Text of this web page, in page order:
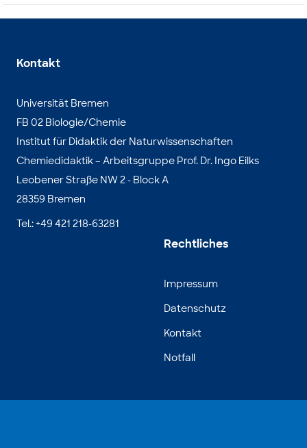
Kontakt
Universität Bremen
FB 02 Biologie/Chemie
Institut für Didaktik der Naturwissenschaften
Chemiedidaktik – Arbeitsgruppe Prof. Dr. Ingo Eilks
Leobener Straße NW 2 - Block A
28359 Bremen
Tel.: +49 421 218-63281
Rechtliches
Impressum
Datenschutz
Kontakt
Notfall